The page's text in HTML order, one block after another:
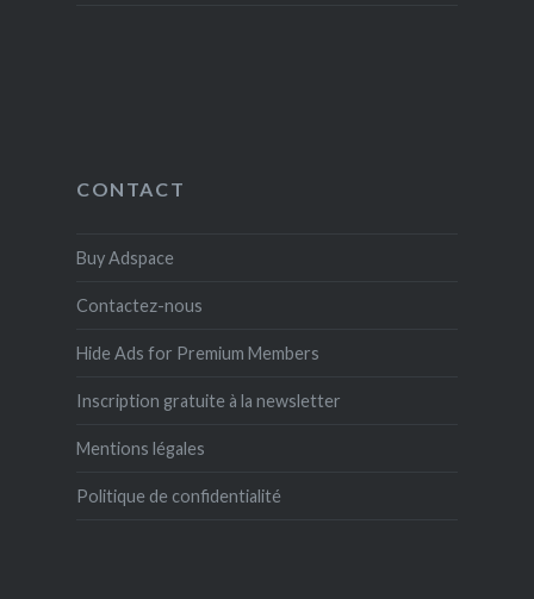
CONTACT
Buy Adspace
Contactez-nous
Hide Ads for Premium Members
Inscription gratuite à la newsletter
Mentions légales
Politique de confidentialité